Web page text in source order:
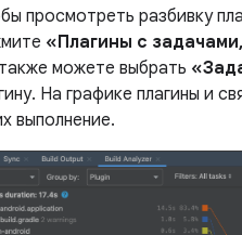
просмотреть разбивку
«Плагины с
можете выбрать
На графике плагины и
выполнение.